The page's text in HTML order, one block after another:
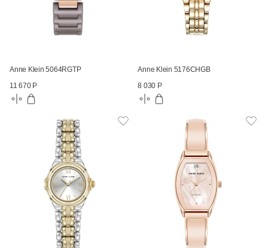
Anne Klein 5064RGTP
11 670 Р
Anne Klein 5176CHGB
8 030 Р